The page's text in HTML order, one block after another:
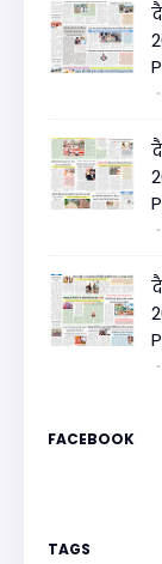
FACEBOOK
TAGS